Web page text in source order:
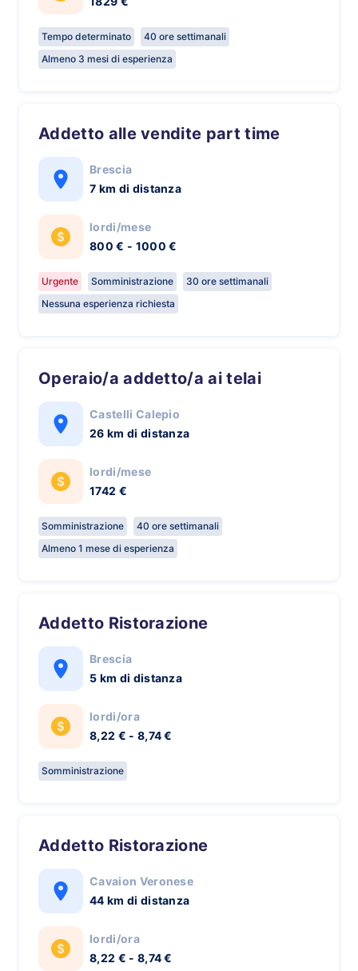
Tempo determinato
40 ore settimanali
Almeno 3 mesi di esperienza
Addetto alle vendite part time
Brescia
7 km di distanza
lordi/mese
800 € - 1000 €
Urgente Somministrazione
30 ore settimanali
Nessuna esperienza richiesta
Operaio/a addetto/a ai telai
Castelli Calepio
26 km di distanza
lordi/mese
1742 €
Somministrazione
40 ore settimanali
Almeno 1 mese di esperienza
Addetto Ristorazione
Brescia
5 km di distanza
lordi/ora
8,22 € - 8,74 €
Somministrazione
Addetto Ristorazione
Cavaion Veronese
44 km di distanza
lordi/ora
8,22 € - 8,74 €